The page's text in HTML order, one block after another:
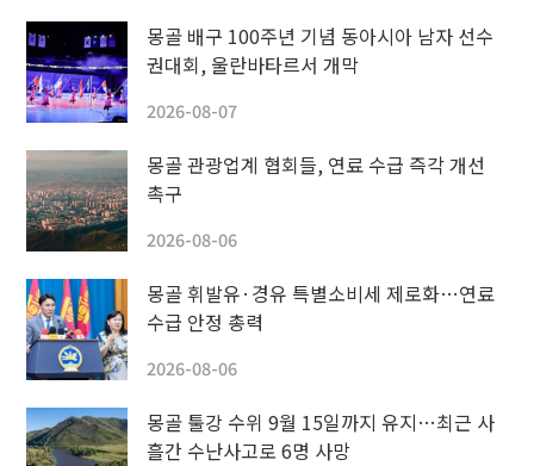
몽골 배구 100주년 기념 동아시아 남자 선수
권대회, 울란바타르서 개막
2026-08-07
몽골 관광업계 협회들, 연료 수급 즉각 개선
촉구
2026-08-06
몽골 휘발유·경유 특별소비세 제로화…연료
수급 안정 총력
2026-08-06
몽골 툴강 수위 9월 15일까지 유지…최근 사
흘간 수난사고로 6명 사망